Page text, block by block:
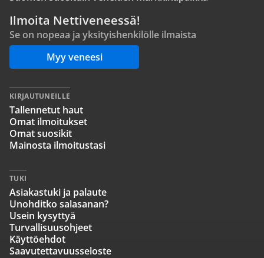
Ilmoita Nettiveneessä!
Se on nopeaa ja yksityishenkilölle ilmaista
Myy veneesi
KIRJAUTUNEILLE
Tallennetut haut
Omat ilmoitukset
Omat suosikit
Mainosta ilmoitustasi
TUKI
Asiakastuki ja palaute
Unohditko salasanan?
Usein kysyttyä
Turvallisuusohjeet
Käyttöehdot
Saavutettavuusseloste